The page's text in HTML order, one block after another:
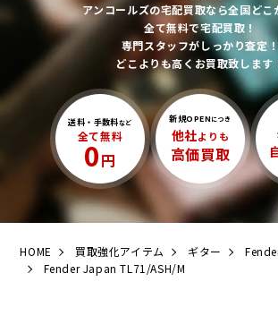
アンコールズの宅配買取なら全国どこ
全て無料で宅配買取！
専門スタッフがしっかり査定
どこよりも高くお買取致します
送料・手数料など
全て無料
0円
新規OPEN につき
他社よりも
高価買取
HOME 買取強化アイテム ギター
Fender Japan TL71/ASH/M